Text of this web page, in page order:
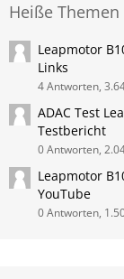
Heiße Themen
Leapmotor
Links
4 Antworten,
ADAC Test
Testbericht
0 Antworten,
Leapmotor
YouTube
0 Antworten,